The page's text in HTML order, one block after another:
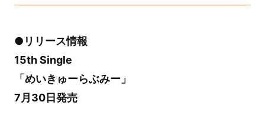
●リリース情報
15th Single
「めいきゅーらぶみー」
7月30日発売